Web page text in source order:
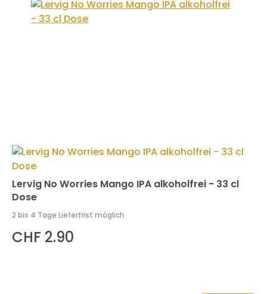
Lervig No Worries Mango IPA alkoholfrei - 33 cl
Dose
2 bis 4 Tage Lieferfrist möglich
CHF 2.90